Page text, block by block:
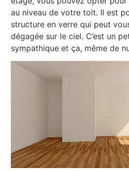
au niveau de votre toit. Il est
structure en verre qui peut
dégagée sur le ciel. C’est un
sympathique et ça, même de